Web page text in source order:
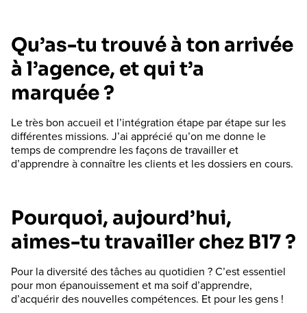
Qu’as-tu trouvé à ton arrivée
à l’agence, et qui t’a
marquée ?
Le très bon accueil et l’intégration étape par étape sur les
différentes missions. J’ai apprécié qu’on me donne le
temps de comprendre les façons de travailler et
d’apprendre à connaître les clients et les dossiers en cours.
Pourquoi, aujourd’hui,
aimes-tu travailler chez B17 ?
Pour la diversité des tâches au quotidien ? C’est essentiel
pour mon épanouissement et ma soif d’apprendre,
d’acquérir des nouvelles compétences. Et pour les gens !